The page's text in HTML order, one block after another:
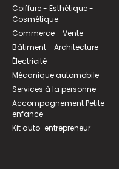
Coiffure - Esthétique -
Cosmétique
Commerce - Vente
Bâtiment - Architecture
Électricité
Mécanique automobile
Services à la personne
Accompagnement Petite
enfance
Kit auto-entrepreneur